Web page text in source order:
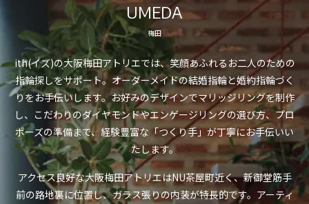
UMEDA
梅田
ith(イズ)の大阪梅田アトリエでは、笑顔あふれるお二人のための
指輪探しをサポート。オーダーメイドの結婚指輪と婚約指輪づく
りをお手伝いします。お好みのデザインでマリッジリングを制作
し、こだわりのダイヤモンドやエンゲージリングの選び方、プロ
ポーズの準備まで、経験豊富な「つくり手」が丁寧にお手伝いい
たします。
アクセス良好な大阪梅田アトリエはNU茶屋町近く、新御堂筋手
前の路地裏に位置し、ガラス張りの内装が特長的です。アーティ